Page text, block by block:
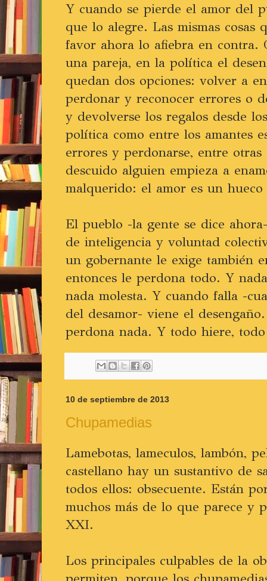
Y cuando se pierde el amor del
que lo alegre. Las mismas cosas
favor ahora lo afiebra en contra.
una pareja, en la política el
quedan dos opciones: volver a
perdonar y reconocer errores o
y devolverse los regalos desde
política como entre los amantes
errores y perdonarse, entre
descuido alguien empieza a
malquerido: el amor es un
El pueblo -la gente se dice
de inteligencia y voluntad
un gobernante le exige también
entonces le perdona todo. Y
nada molesta. Y cuando falla -
del desamor- viene el
perdona nada. Y todo hiere,
10 de septiembre de 2013
Chupamedias
Lamebotas, lameculos, lambón,
castellano hay un sustantivo de
todos ellos: obsecuente. Están
muchos más de lo que parece y
XXI.
Los principales culpables de la